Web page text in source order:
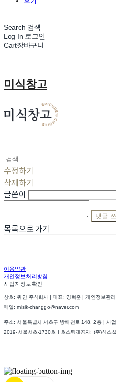
Search 검색
Log In 로그인
Cart장바구니
미식창고
수정하기
삭제하기
글쓴이
댓글
목록으로 가기
이용약관
개인정보처리방침
사업자정보확인
상호: 위안 주식회사 | 대표: 양혁준 | 개인정보관
메일: misik-changgo@naver.com
주소: 서울특별시 서초구 방배천로 148, 2층 | 사
2019-서울서초-1730호
| 호스팅제공자: (주)식스샵